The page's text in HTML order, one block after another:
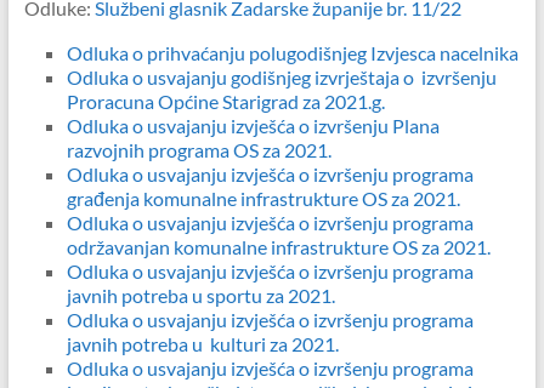
Odluke: Službeni glasnik Zadarske županije br. 11/22
Odluka o prihvaćanju polugodišnjeg Izvjesca nacelnika
Odluka o usvajanju godišnjeg izvrještaja o izvršenju
Proracuna Općine Starigrad za 2021.g.
Odluka o usvajanju izvješća o izvršenju Plana
razvojnih programa OS za 2021.
Odluka o usvajanju izvješća o izvršenju programa
građenja komunalne infrastrukture OS za 2021.
Odluka o usvajanju izvješća o izvršenju programa
održavanjan komunalne infrastrukture OS za 2021.
Odluka o usvajanju izvješća o izvršenju programa
javnih potreba u sportu za 2021.
Odluka o usvajanju izvješća o izvršenju programa
javnih potreba u kulturi za 2021.
Odluka o usvajanju izvješća o izvršenju programa